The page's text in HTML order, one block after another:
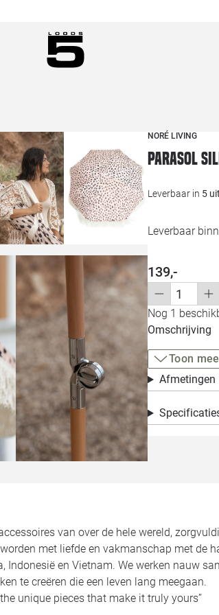
NORÉ LIVING
Parasol
Leverbaar in 5
Leverbaar
139,-
Nog 1
Omschrijving
Toon
Afmetingen
van over de hele wereld,
met liefde en vakmanschap met de
en Vietnam. We werken nauw
te creëren die een leven lang meegaan.
unique pieces that make it truly yours’’